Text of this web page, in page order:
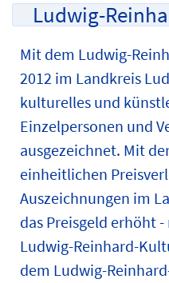
Ludwig-
Mit dem Ludwig-
2012 im Landkreis
kulturelles und
Einzelpersonen und
ausgezeichnet. Mit
einheitlichen
Auszeichnungen im
das Preisgeld erhöht
Ludwig-Reinhard-
dem Ludwig-